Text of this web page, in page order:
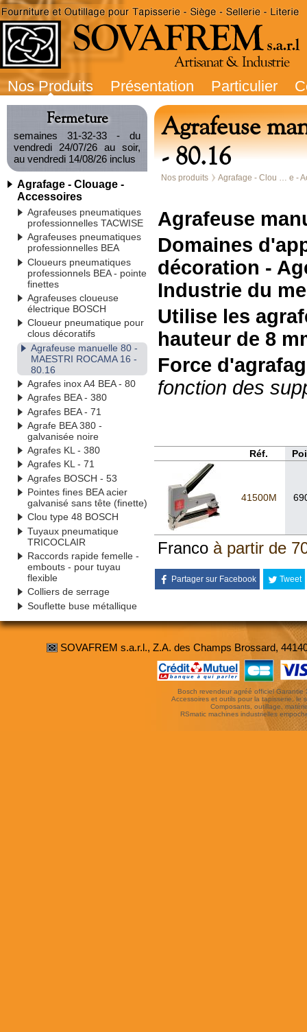
Nos Produits Présentation Particulier
Fermeture
semaines 31-32-33 - du
vendredi 24/07/26 au soir,
au vendredi 14/08/26 inclus
Agrafage - Clouage -
Accessoires
Agrafeuses pneumatiques
professionnelles TACWISE
Agrafeuses pneumatiques
professionnelles BEA
Cloueurs pneumatiques
professionnels BEA - pointe
finettes
Agrafeuses cloueuse
électrique BOSCH
Cloueur pneumatique pour
clous décoratifs
Agrafeuse manuelle 80 -
MAESTRI ROCAMA 16 -
80.16
Agrafes inox A4 BEA - 80
Agrafes BEA - 380
Agrafes BEA - 71
Agrafe BEA 380 -
galvanisée noire
Agrafes KL - 380
Agrafes KL - 71
Agrafes BOSCH - 53
Pointes fines BEA acier
galvanisé sans tête (finette)
Clou type 48 BOSCH
Tuyaux pneumatique
TRICOCLAIR
Raccords rapide femelle -
embouts - pour tuyau
flexible
Colliers de serrage
Souflette buse métallique
Agrafeuse
- 80.16
Nos produits Agrafage - Clou … e -
Agrafeuse
Domaines
décoration -
Industrie du
Utilise les
hauteur de 8
Force
fonction des
Réf.
41500M
Franco à partir de
Partager sur Facebook Tweet
SOVAFREM s.a.r.l., Z.A. des Champs Brossard,
Bosch revendeur agréé officiel
Accessoires et outils pour la tapisserie, le
Composants, outillage,
RSmatic machines industrielles